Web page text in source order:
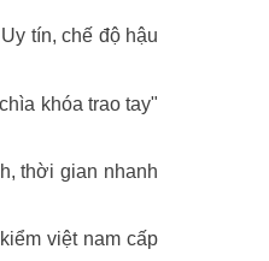
tín, chế độ hậu
khóa trao tay"
thời gian nhanh
việt nam cấp